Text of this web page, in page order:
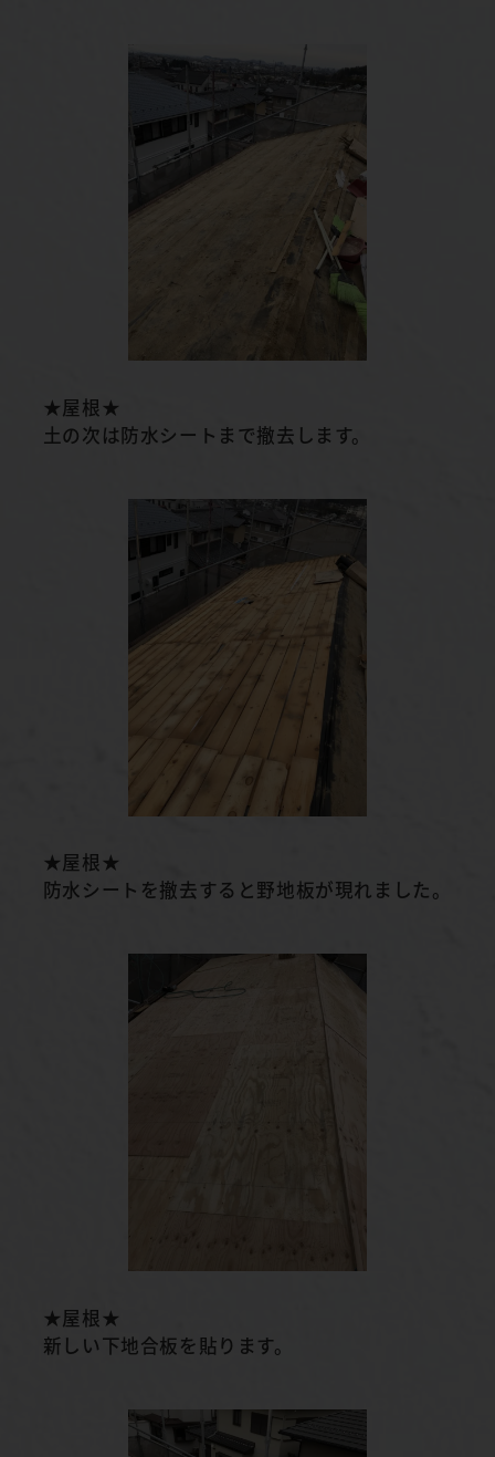
★屋根★
土の次は防水シートまで撤去します。
★屋根★
防水シートを撤去すると野地板が現れました。
★屋根★
新しい下地合板を貼ります。